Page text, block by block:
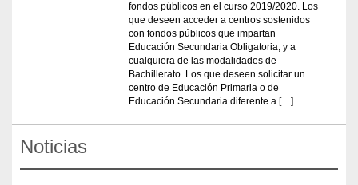
fondos públicos en el curso 2019/2020. Los
que deseen acceder a centros sostenidos
con fondos públicos que impartan
Educación Secundaria Obligatoria, y a
cualquiera de las modalidades de
Bachillerato. Los que deseen solicitar un
centro de Educación Primaria o de
Educación Secundaria diferente a […]
Noticias